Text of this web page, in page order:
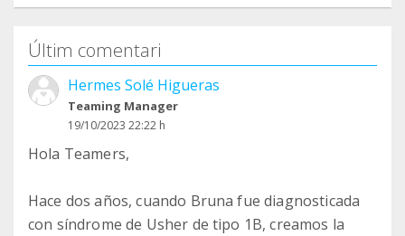
Últim comentari
Hermes Solé Higueras
Teaming Manager
19/10/2023 22:22 h
Hola Teamers,
Hace dos años, cuando Bruna fue diagnosticada
con síndrome de Usher de tipo 1B, creamos la